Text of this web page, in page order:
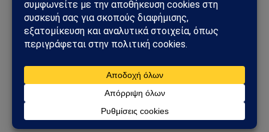
δεν μπορεί να ληφθεί ελαφρά τη καρδία. Η Ρωσία και η
Κίνα έχουν κάθε ευκαιρία να αναπτύξουν μια αξιόλογη
απάντηση στους Αμερικανούς. Και να στείλουν αυτή την
απόria.ru